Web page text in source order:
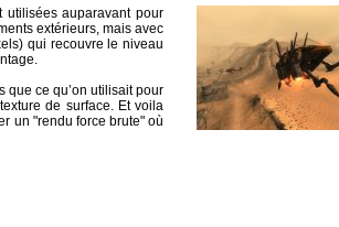
utilisées auparavant pour
extérieurs, mais avec
qui recouvre le niveau
ce qu’on utilisait pour
de surface. Et voila
un "rendu force brute" où